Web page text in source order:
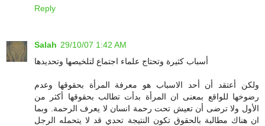
Reply
Salah 29/10/07 1:42 AM
أسباب كثيرة وتحتاج علماء اجتماع لتلخيصها وتحديدها
ولكن أعتقد أن أحد الاسباب هو معرفة المرأة بحقوقها وعدم
رضوخها للواقع بمعنى ان المرأة بدأت تطالب بحقوقها أكثر من
الأول ولا ترضى أن تعيش تحت رحمة انسان لا يعرف الرحمة. وبما
ان هناك مطالبة بالحقوق تكون النتيجة تحدي قد لا يتحمله الرجل